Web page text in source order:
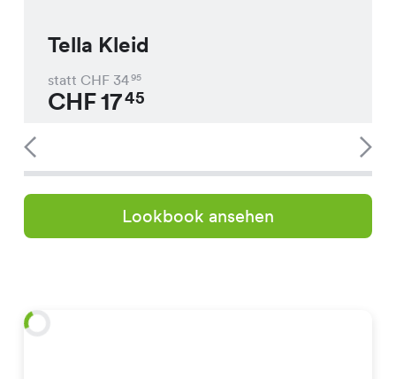
Tella Kleid
statt CHF 3495
CHF1745
Lookbook ansehen